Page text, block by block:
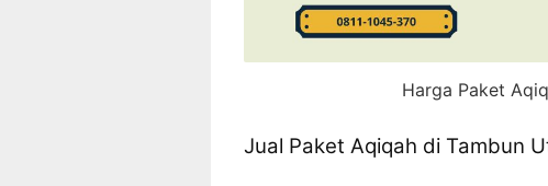
Harga Paket
Jual Paket Aqiqah di Tambun